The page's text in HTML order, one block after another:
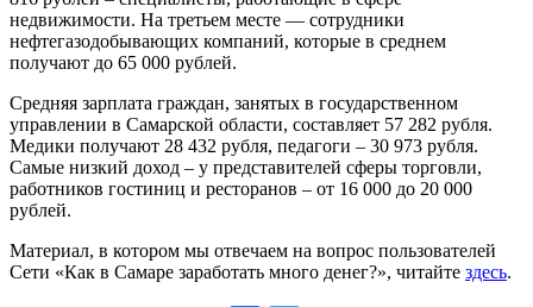
недвижимости. На третьем месте — сотрудники
нефтегазодобывающих компаний, которые в среднем
получают до 65 000 рублей.
Средняя зарплата граждан, занятых в государственном
управлении в Самарской области, составляет 57 282 рубля.
Медики получают 28 432 рубля, педагоги – 30 973 рубля.
Самые низкий доход – у представителей сферы торговли,
работников гостиниц и ресторанов – от 16 000 до 20 000
рублей.
Материал, в котором мы отвечаем на вопрос пользователей
Сети «Как в Самаре заработать много денег?», читайте здесь.